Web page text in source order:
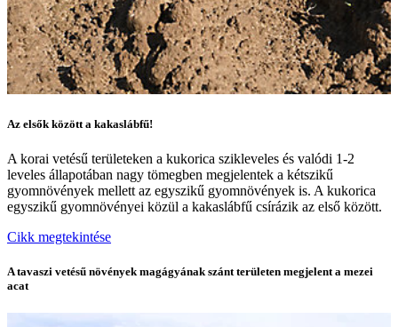
Az elsők között a kakaslábfű!
A korai vetésű területeken a kukorica szikleveles és valódi 1-2
leveles állapotában nagy tömegben megjelentek a kétszikű
gyomnövények mellett az egyszikű gyomnövények is. A kukorica
egyszikű gyomnövényei közül a kakaslábfű csírázik az első között.
Cikk megtekintése
A tavaszi vetésű növények magágyának szánt területen megjelent a mezei
acat